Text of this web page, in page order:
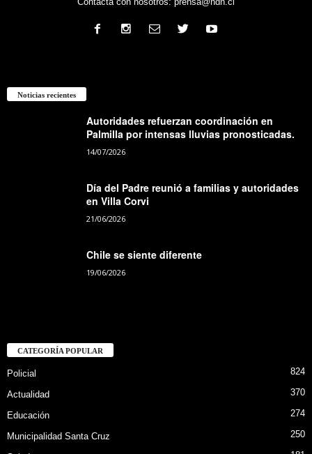
Noticias recientes
Autoridades refuerzan coordinación en
Palmilla por intensas lluvias pronosticadas.
14/07/2026
Día del Padre reunió a familias y autoridades
en Villa Corvi
21/06/2026
Chile se siente diferente
19/06/2026
CATEGORÍA POPULAR
Policial 824
Actualidad 370
Educación 274
Municipalidad Santa Cruz 250